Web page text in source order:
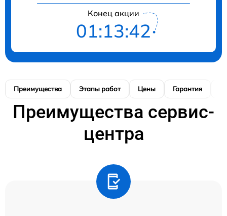
Конец акции
01:13:42
Преимущества Этапы работ Цены Гарантия
Преимущества сервис-
центра